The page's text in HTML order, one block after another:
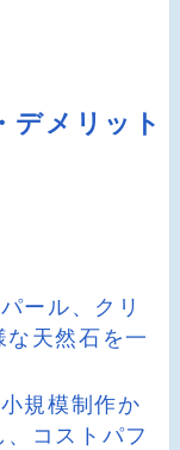
デメリット
ール、クリ
な天然石を一
規模制作か
コストパフ